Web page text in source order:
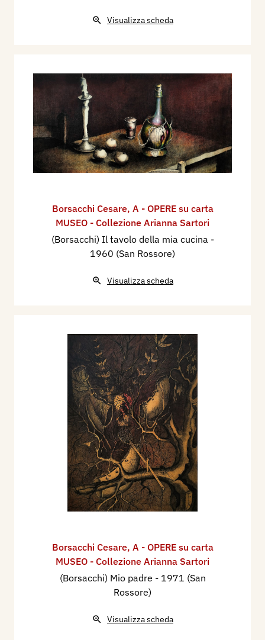
Visualizza scheda
Borsacchi Cesare, A - OPERE su carta
MUSEO - Collezione Arianna Sartori
(Borsacchi) Il tavolo della mia cucina -
1960 (San Rossore)
Visualizza scheda
Borsacchi Cesare, A - OPERE su carta
MUSEO - Collezione Arianna Sartori
(Borsacchi) Mio padre - 1971 (San
Rossore)
Visualizza scheda